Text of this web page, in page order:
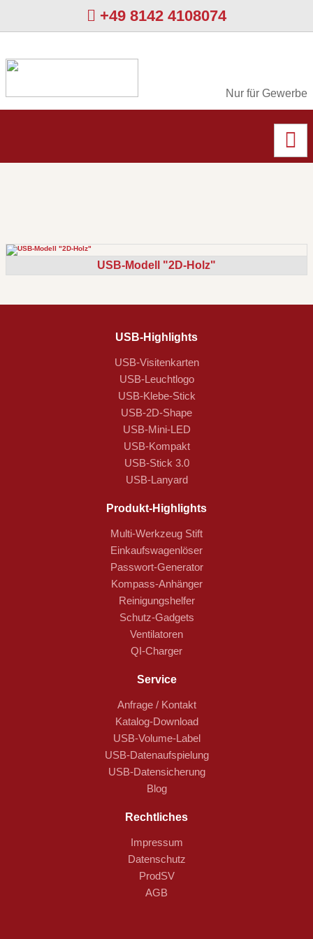
+49 8142 4108074
Nur für Gewerbe
USB-Modell "2D-Holz"
USB-Highlights
USB-Visitenkarten
USB-Leuchtlogo
USB-Klebe-Stick
USB-2D-Shape
USB-Mini-LED
USB-Kompakt
USB-Stick 3.0
USB-Lanyard
Produkt-Highlights
Multi-Werkzeug Stift
Einkaufswagenlöser
Passwort-Generator
Kompass-Anhänger
Reinigungshelfer
Schutz-Gadgets
Ventilatoren
QI-Charger
Service
Anfrage / Kontakt
Katalog-Download
USB-Volume-Label
USB-Datenaufspielung
USB-Datensicherung
Blog
Rechtliches
Impressum
Datenschutz
ProdSV
AGB